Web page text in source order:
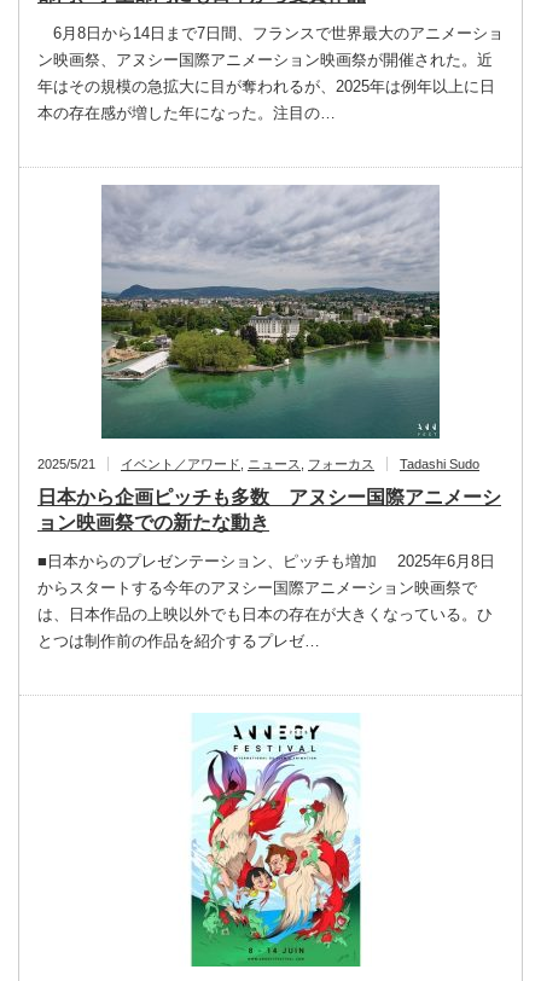
6月8日から14日まで7日間、フランスで世界最大のアニメーショ
ン映画祭、アヌシー国際アニメーション映画祭が開催された。近
年はその規模の急拡大に目が奪われるが、2025年は例年以上に日
本の存在感が増した年になった。注目の…
2025/5/21 イベント／アワード ニュース フォーカス Tadashi Sudo
日本から企画ピッチも多数 アヌシー国際アニメーシ
ョン映画祭での新たな動き
■日本からのプレゼンテーション、ピッチも増加 2025年6月8日
からスタートする今年のアヌシー国際アニメーション映画祭で
は、日本作品の上映以外でも日本の存在が大きくなっている。ひ
とつは制作前の作品を紹介するプレゼ…